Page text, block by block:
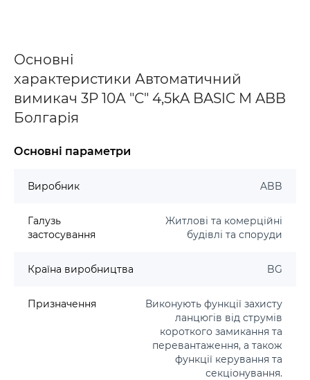
Основні
характеристики Автоматичний
вимикач 3Р 10А "С" 4,5kA BASIC M ABB
Болгарія
Основні параметри
Виробник ABB
Галузь
застосування
Житлові та комерційні
будівлі та споруди
Країна виробництва BG
Призначення
Виконують функції захисту
ланцюгів від струмів
короткого замикання та
перевантаження, а також
функції керування та
секціонування.